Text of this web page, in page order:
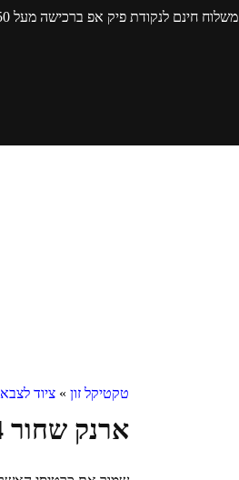
משלוח חינם לנקודת פיק אפ ברכישה מעל 150 ש"ח
טקטיקל זון » ציוד לצבא
ארנק שחור 2964 – RFID